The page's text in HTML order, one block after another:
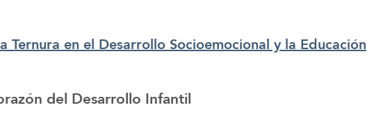
Ternura en el Desarrollo Socioemocional y la Educación
del Desarrollo Infantil